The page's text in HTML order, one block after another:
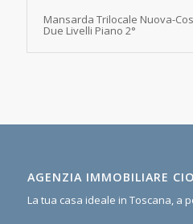
Mansarda Trilocale Nuova-
Due Livelli Piano 2°
AGENZIA IMMOBILIARE
La tua casa ideale in Toscana, a